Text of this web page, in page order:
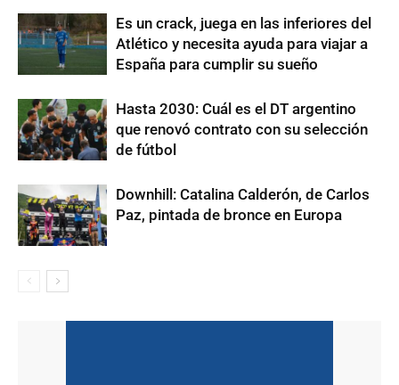
Es un crack, juega en las inferiores del
Atlético y necesita ayuda para viajar a
España para cumplir su sueño
Hasta 2030: Cuál es el DT argentino
que renovó contrato con su selección
de fútbol
Downhill: Catalina Calderón, de Carlos
Paz, pintada de bronce en Europa